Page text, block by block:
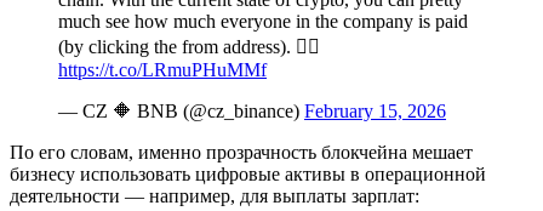
much see how much everyone in the company is paid
(by clicking the from address). 🤷‍♂️
https://t.co/LRmuPHuMMf
— CZ 🔶 BNB (@cz_binance) February 15, 2026
По его словам, именно прозрачность блокчейна мешает
бизнесу использовать цифровые активы в операционной
деятельности — например, для выплаты зарплат: